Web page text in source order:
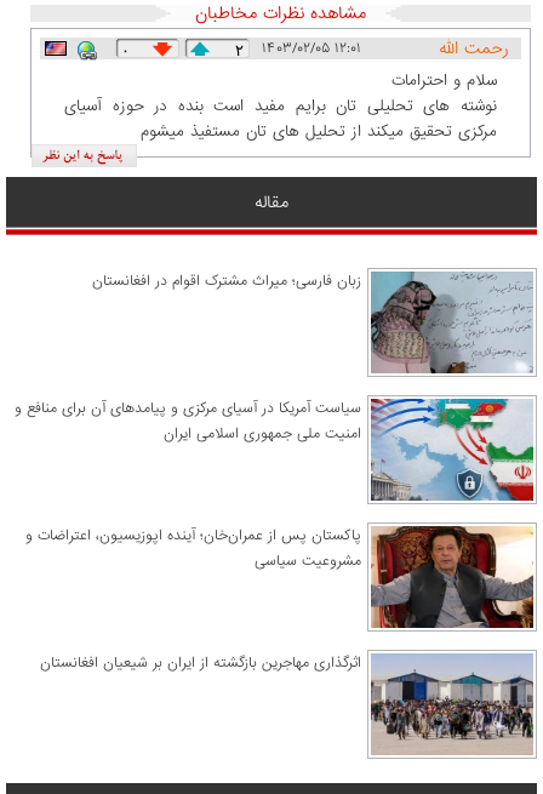
مشاهده نظرات مخاطبان
رحمت الله
۲ ۰ ۱۴۰۳/۰۲/۰۵ ۱۲:۰۱
سلام و احترامات
نوشته های تحلیلی تان برایم مفید است بنده در حوزه آسیای
مرکزی تحقیق میکند از تحلیل های تان مستفیذ میشوم
مقاله
زبان فارسی؛ میراث مشترک اقوام در افغانستان
سیاست آمریکا در آسیای مرکزی و پیامدهای آن برای منافع و
امنیت ملی جمهوری اسلامی ایران
پاکستان پس از عمران‌خان؛ آینده اپوزیسیون، اعتراضات و
مشروعیت سیاسی
اثرگذاری مهاجرین بازگشته از ایران بر شیعیان افغانستان